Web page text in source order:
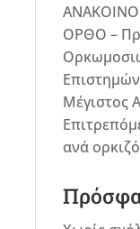
ΟΡΘΟ –
Επιστημών
Μέγιστος
ανά